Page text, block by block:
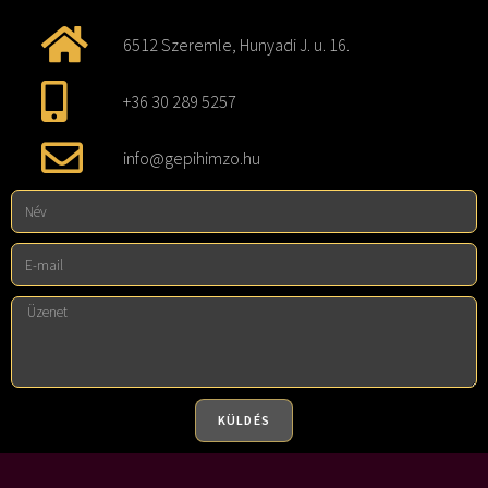
6512 Szeremle, Hunyadi J. u. 16.
+36 30 289 5257
info@gepihimzo.hu
KÜLDÉS
A